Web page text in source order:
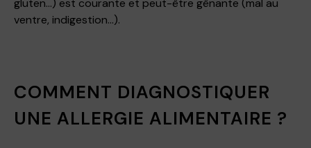
gluten…) est courante et peut-être gênante (mal au
ventre, indigestion…).
COMMENT DIAGNOSTIQUER
UNE ALLERGIE ALIMENTAIRE ?